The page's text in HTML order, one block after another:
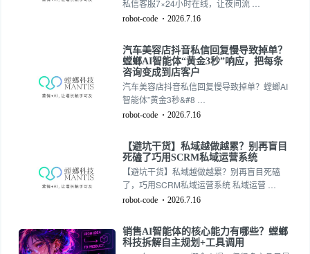
私信客服7×24小时在线，让夜间流 …
robot-code 2026.7.16
汽车美容店抖音私信回复慢导致掉单？
螳螂AI智能体“黄金3秒”响应，把每条
咨询变成到店客户
汽车美容店抖音私信回复慢导致掉单？螳螂AI
智能体”黄金3秒&#8 …
robot-code 2026.7.16
【避坑干货】私域越做越累？别再盲目
死磕了巧用SCRM私域运营系统
【避坑干货】私域越做越累？别再盲目死磕
了，巧用SCRM私域运营系统 私域运营 …
robot-code 2026.7.16
销售AI智能体的核心能力有哪些？螳螂
科技拆解自主规划+工具调用